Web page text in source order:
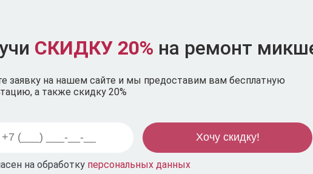
СКИДКУ 20% на ремонт
заявку на нашем сайте и мы предоставим вам бесплатную
а также скидку 20%
на обработку персональных данных